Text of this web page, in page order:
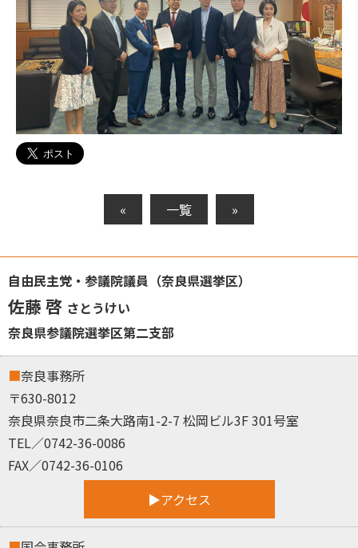
« 一覧 »
自由民主党・参議院議員（奈良県選挙区）
佐藤 啓 さとうけい
奈良県参議院選挙区第二支部
奈良事務所
〒630-8012
奈良県奈良市二条大路南1-2-7 松岡ビル3F 301号室
TEL／0742-36-0086
FAX／0742-36-0106
アクセス